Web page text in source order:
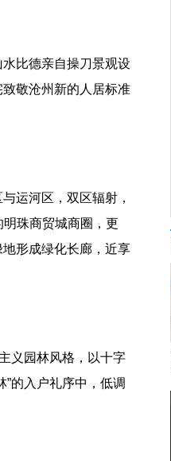
比德亲自操刀景观设
敬沧州新的人居标准
运河区，双区辐射，
珠商贸城商圈，更
形成绿化长廊，近享
义园林风格，以十字
的入户礼序中，低调